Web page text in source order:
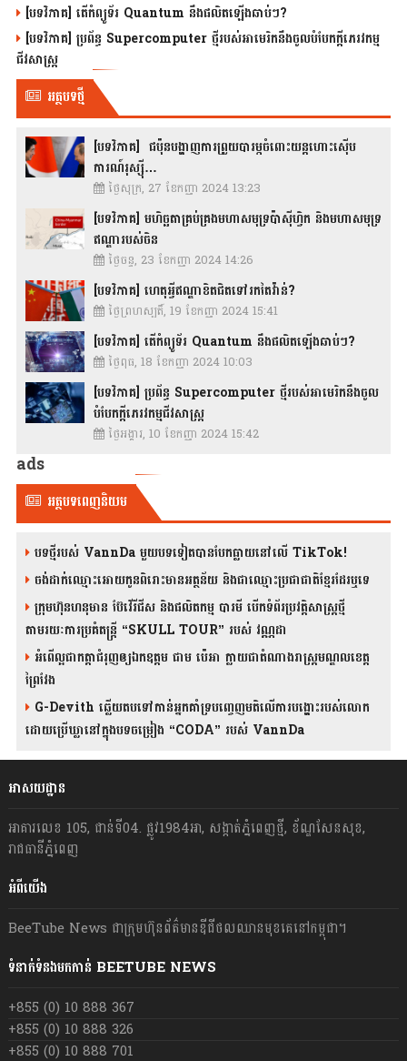
[បទវិភាគ] តើកំព្យូទ័រ Quantum នឹងផលិតឡើងឆាប់ៗ?
[បទវិភាគ] ប្រព័ន្ធ Supercomputer ថ្មីរបស់អាមេរិកនឹងចូលបំបែកក្តីភេរវកម្ម
ជីវសាស្រ្ត
អត្ថបទថ្មី
[បទវិភាគ] ជប៉ុនបង្ហាញការព្រួយបារម្ភចំពោះយន្តហោះស៊ើប
ការណ៍រុស្ស៊ី…
ថ្ងៃសុក្រ, 27 ខែកញ្ញា 2024 13:23
[បទវិភាគ] មហិច្ឆតាគ្រប់គ្រងមហាសមុទ្រប៉ាស៊ីហ្វិក និងមហាសមុទ្រ
ឥណ្ឌារបស់ចិន
ថ្ងៃចន្ទ, 23 ខែកញ្ញា 2024 14:26
[បទវិភាគ] ហេតុអ្វីឥណ្ឌាខិតជិតទៅរកតៃវ៉ាន់?
ថ្ងៃព្រហស្បតិ៍, 19 ខែកញ្ញា 2024 15:41
[បទវិភាគ] តើកំព្យូទ័រ Quantum នឹងផលិតឡើងឆាប់ៗ?
ថ្ងៃពុធ, 18 ខែកញ្ញា 2024 10:03
[បទវិភាគ] ប្រព័ន្ធ Supercomputer ថ្មីរបស់អាមេរិកនឹងចូល
បំបែកក្តីភេរវកម្មជីវសាស្រ្ត
ថ្ងៃអង្គារ, 10 ខែកញ្ញា 2024 15:42
ads
អត្ថបទពេញនិយម
បទថ្មីរបស់ VannDa មួយបទទៀតបានបែកធ្លាយនៅលើ TikTok!
ចង់ដាក់ឈ្មោះអោយកូនពិរោះមានអត្ថន័យ និងជាឈ្មោះប្រជាជាតិខ្មែរដែរឬទេ
ក្រុមហ៊ុនហនុមាន ប៊ែវើរីជីស និង​ផលិតកម្ម បារមី​ បើកទំព័រប្រវត្តិសាស្ត្រថ្មី
តាមរយៈការប្រគំតន្រ្តី “SKULL TOUR” របស់ វណ្ណដា
អំពើល្អជាកត្តាជំរុញឲ្យឯកឧត្តម ជាម ប៉េអា ក្លាយជាតំណាងរាស្ត្រមណ្ឌលខេត្ត
ព្រៃវែង
G-Devith ឆ្លើយតបទៅកាន់អ្នកគាំទ្របញ្ចេញមតិលើការបង្ហោះរបស់លោក
ដោយប្រើឃ្លានៅក្នុងបទចម្រៀង “CODA” រ​​​បស់ VannDa
អាសយដ្ឋាន
អាគារលេខ 105, ជាន់ទី04. ផ្លូវ1984អា, សង្កាត់ភ្នំពេញថ្មី, ខ័ណ្ឌសែនសុខ,
រាជធានីភ្នំពេញ
អំពីយើង
BeeTube News ជា​ក្រុមហ៊ុន​ព័ត៌មាន​ឌីជីថលឈាន​មុខ​គេ​នៅ​កម្ពុជា។
ទំនាក់ទំនងមកកាន់ BEETUBE NEWS
+855 (0) 10 888 367
+855 (0) 10 888 326
+855 (0) 10 888 701